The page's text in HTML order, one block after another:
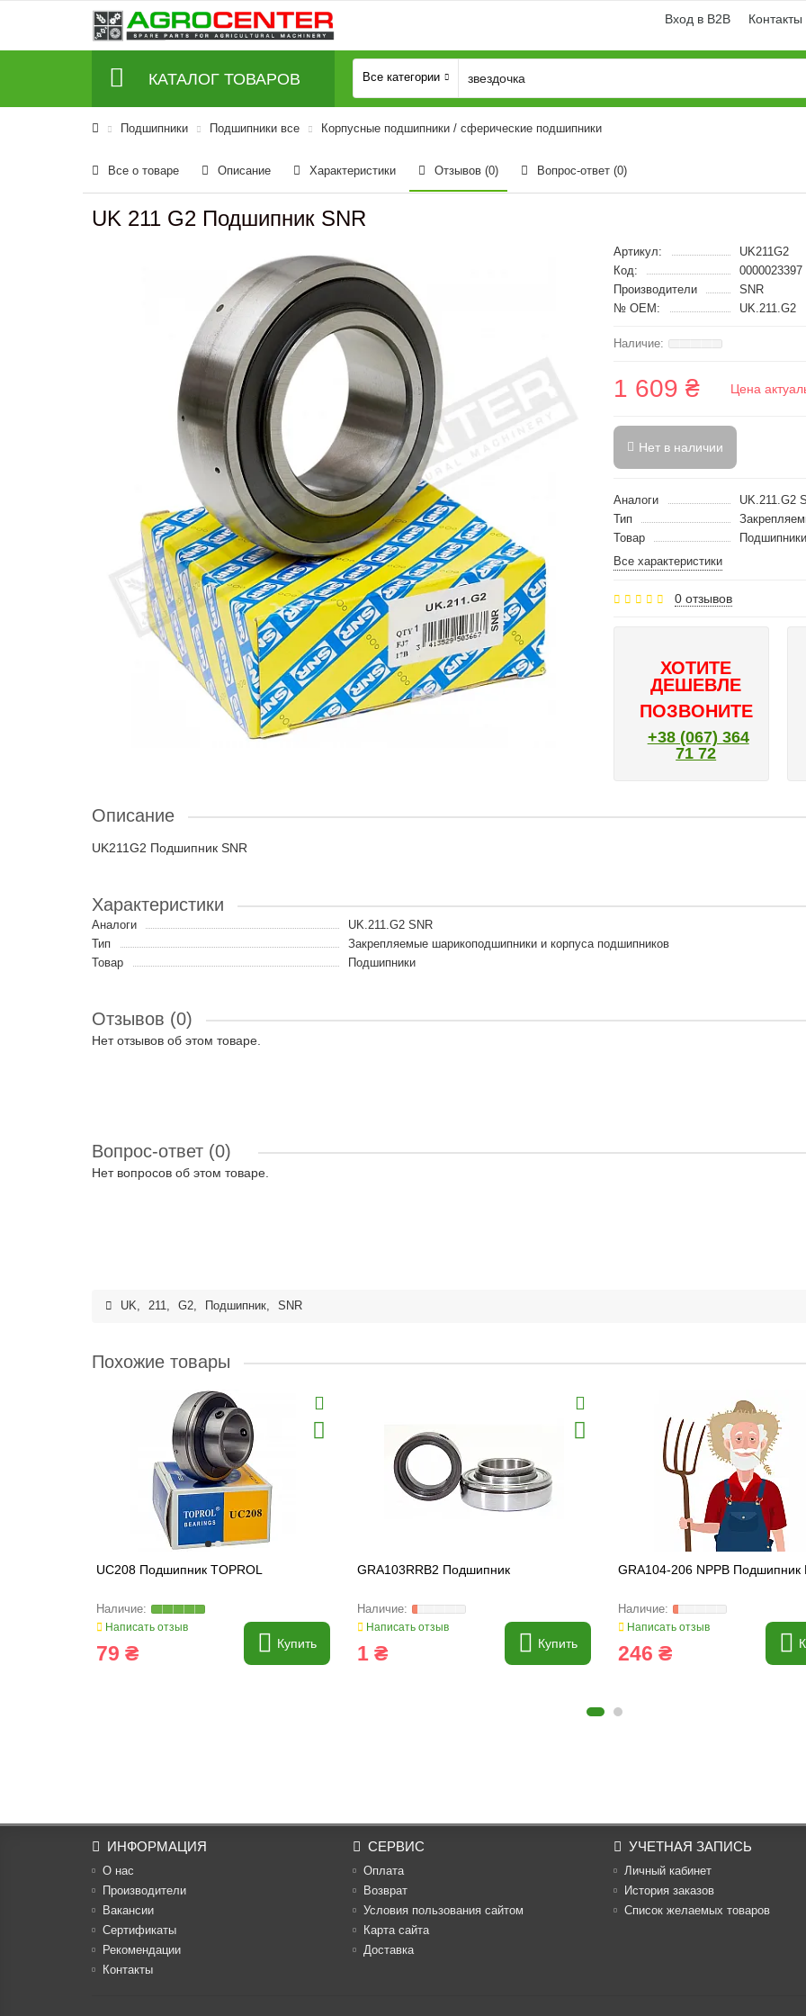
Вход в B2B Контакты
КАТАЛОГ ТОВАРОВ Все категории
Подшипники Подшипники все Корпусные подшипники / сферические подшипники
Все о товаре Описание Характеристики Отзывов (0) Вопрос-ответ (0)
UK 211 G2 Подшипник SNR
Артикул:
UK211G2
Код:
0000023397
Производители
SNR
№ OEM:
UK.211.G2
1 609 ₴ Цена
Нет в наличии
Аналоги
UK.211.G2
Тип
Товар
Подшипники
Все характеристики
0 отзывов
ХОТИТЕ
ДЕШЕВЛЕ
ПОЗВОНИТЕ
+38 (067) 364
71 72
Описание
UK211G2 Подшипник SNR
Характеристики
Аналоги
UK.211.G2 SNR
Тип
Закрепляемые шарикоподшипники и корпуса подшипников
Товар
Подшипники
Отзывов (0)
Нет отзывов об этом товаре.
Вопрос-ответ (0)
Нет вопросов об этом товаре.
UK, 211, G2, Подшипник, SNR
Похожие товары
UC208 Подшипник TOPROL
Написать отзыв
79 ₴ Купить
GRA103RRB2 Подшипник
Написать отзыв
1 ₴ Купить
GRA104-206 NPPB Подшипник
Написать отзыв
246 ₴
ИНФОРМАЦИЯ
О нас
Производители
Вакансии
Cертификаты
Рекомендации
Контакты
СЕРВИС
Оплата
Возврат
Условия пользования сайтом
Карта сайта
Доставка
УЧЕТНАЯ ЗАПИСЬ
Личный кабинет
История заказов
Список желаемых товаров